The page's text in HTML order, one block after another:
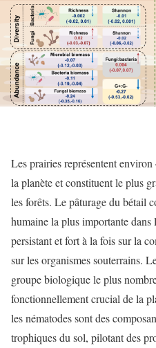
Les prairies représentent
la planète et constituent le plus
les forêts. Le pâturage du bétail
humaine la plus importante dans
persistant et fort à la fois sur la
sur les organismes souterrains.
groupe biologique le plus
fonctionnellement crucial de la
les nématodes sont des
trophiques du sol, pilotant des